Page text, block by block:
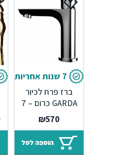
7 שנות אחריות
ברז פרח לכיור
GARDA כרום – 7
שנות אחריות Sedal
₪570